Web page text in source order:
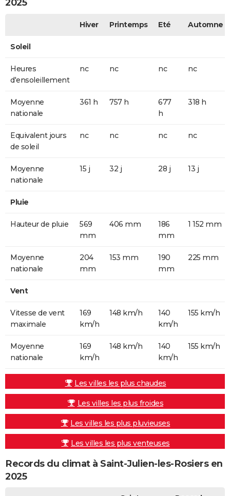
2025
Hiver Printemps Eté Automne
Soleil
Heures
d'ensoleillement
nc nc nc nc
Moyenne
nationale
361 h 757 h
677
h
318 h
Equivalent jours
de soleil
nc nc nc nc
Moyenne
nationale
15 j 32 j 28 j 13 j
Pluie
Hauteur de pluie
569
mm
406 mm
186
mm
1 152 mm
Moyenne
nationale
204
mm
153 mm
190
mm
225 mm
Vent
Vitesse de vent
maximale
169
km/h
148 km/h
140
km/h
155 km/h
Moyenne
nationale
169
km/h
148 km/h
140
km/h
155 km/h
Les villes les plus chaudes
Les villes les plus froides
Les villes les plus pluvieuses
Les villes les plus venteuses
Records du climat à Saint-Julien-les-Rosiers en
2025